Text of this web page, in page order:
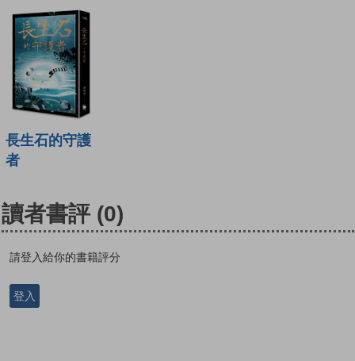
長生石的守護
者
讀者書評 (0)
請登入給你的書籍評分
登入